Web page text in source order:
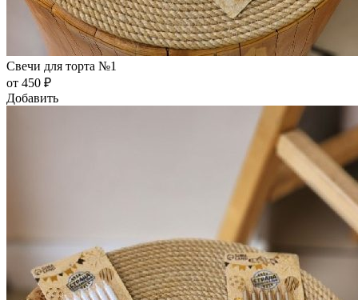
Свечи для торта №1
от 450 ₽
Добавить